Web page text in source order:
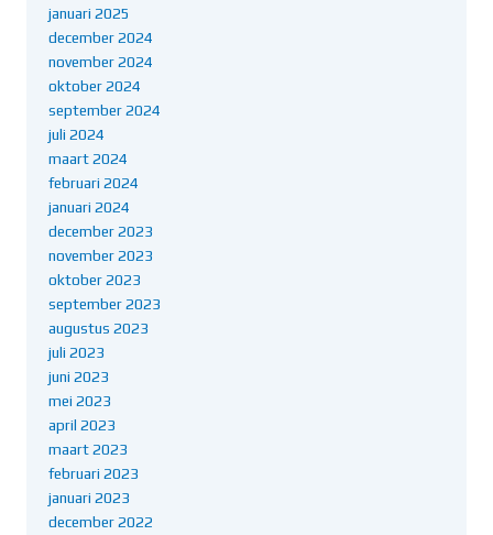
januari 2025
december 2024
november 2024
oktober 2024
september 2024
juli 2024
maart 2024
februari 2024
januari 2024
december 2023
november 2023
oktober 2023
september 2023
augustus 2023
juli 2023
juni 2023
mei 2023
april 2023
maart 2023
februari 2023
januari 2023
december 2022